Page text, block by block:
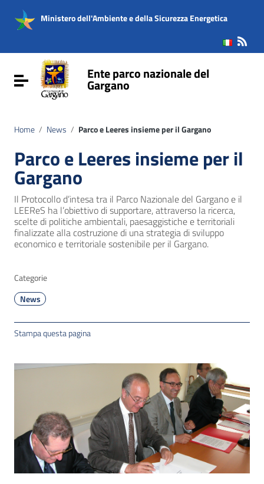
Vai al menu di navigazione
Vai al footer
Ministero dell'Ambiente e della Sicurezza Energetica
Attiva / disattiva la navigazioneEnte parco nazionale del
Gargano
Home / News / Parco e Leeres insieme per il Gargano
Parco e Leeres insieme per il
Gargano
Il Protocollo d’intesa tra il Parco Nazionale del Gargano e il
LEEReS ha l’obiettivo di supportare, attraverso la ricerca,
scelte di politiche ambientali, paesaggistiche e territoriali
finalizzate alla costruzione di una strategia di sviluppo
economico e territoriale sostenibile per il Gargano.
Categorie
News
Stampa questa pagina